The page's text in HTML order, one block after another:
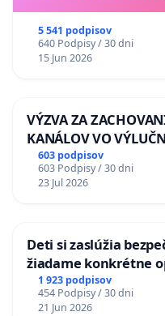
5 541 podpisov
640 Podpisy / 30 dni
15 Jun 2026
VÝZVA ZA
KANÁLOV VO
KONTROLOU
na riešenie
odvodňovacích
603 podpisov
603 Podpisy / 30 dni
23 Jul 2026
Deti si zaslúžia
žiadame konkrétne
situácie v školstve
1 923 podpisov
454 Podpisy / 30 dni
21 Jun 2026